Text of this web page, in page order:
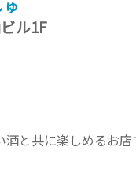
ル1F
と共に楽しめるお店